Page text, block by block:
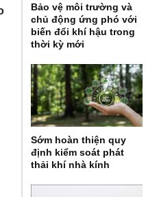
Bảo vệ môi trường và
chủ động ứng phó với
biến đổi khí hậu trong
thời kỳ mới
Sớm hoàn thiện quy
định kiểm soát phát
thải khí nhà kính